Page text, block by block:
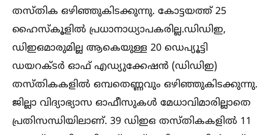
തസ്‌തിക ഒഴിഞ്ഞുകിടക്കുന്നു. കോട്ടയത്ത്‌ 25
ഹൈസ്‌കൂളില്‍ പ്രധാനാധ്യാപകരില്ല.ഡിഡിഇ,
ഡിഇഒമാരുമില്ല ആകെയുള്ള 20 ഡെപ്യൂട്ടി
ഡയറക്‌ടർ ഓഫ്‌ എഡ്യുക്കേഷൻ (ഡിഡിഇ)
തസ്‌തികകളില്‍ ഒമ്പതെണ്ണവും ഒഴിഞ്ഞുകിടക്കുന്നു.
ജില്ലാ വിദ്യാഭ്യാസ ഓഫീസുകള്‍ മേധാവിമാരില്ലാതെ
പ്രതിസന്ധിയിലാണ്‌. 39 ഡിഇഒ തസ്‌തികകളില്‍ 11